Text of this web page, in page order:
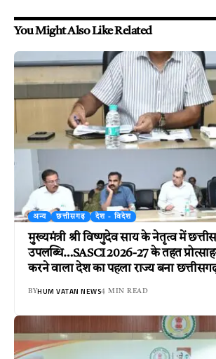
You Might Also Like Related
अन्य छत्तीसगढ़ देश - विदेश
मुख्यमंत्री श्री विष्णुदेव साय के नेतृत्व में
उपलब्धि…SASCI 2026-27 के तहत प्रोत्साहन
करने वाला देश का पहला राज्य बना
BYHUM VATAN NEWS4 MIN READ